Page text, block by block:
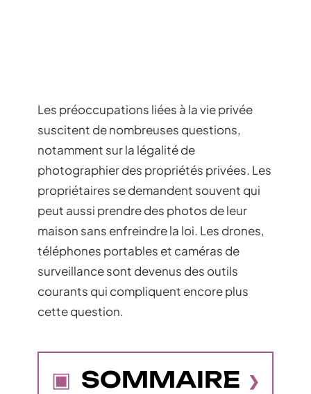
Les préoccupations liées à la vie privée
suscitent de nombreuses questions,
notamment sur la légalité de
photographier des propriétés privées. Les
propriétaires se demandent souvent qui
peut aussi prendre des photos de leur
maison sans enfreindre la loi. Les drones,
téléphones portables et caméras de
surveillance sont devenus des outils
courants qui compliquent encore plus
cette question.
SOMMAIRE